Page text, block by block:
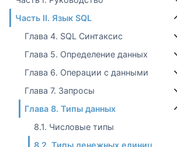
Часть II. Язык SQL
Глава 4. SQL Синтаксис
Глава 5. Определение данных
Глава 6. Операции с данными
Глава 7. Запросы
Глава 8. Типы данных
8.1. Числовые типы
8.2. Типы денежных единиц